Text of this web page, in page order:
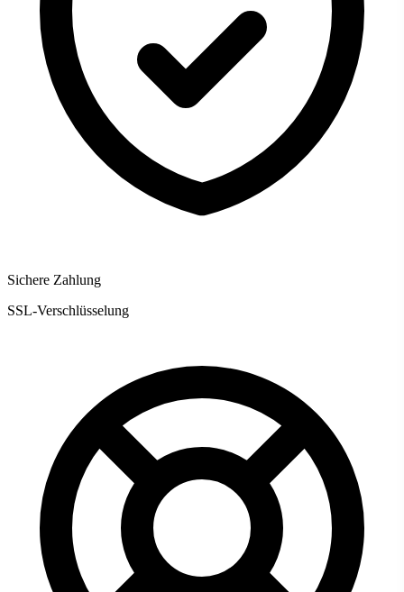
Sichere Zahlung
SSL-Verschlüsselung